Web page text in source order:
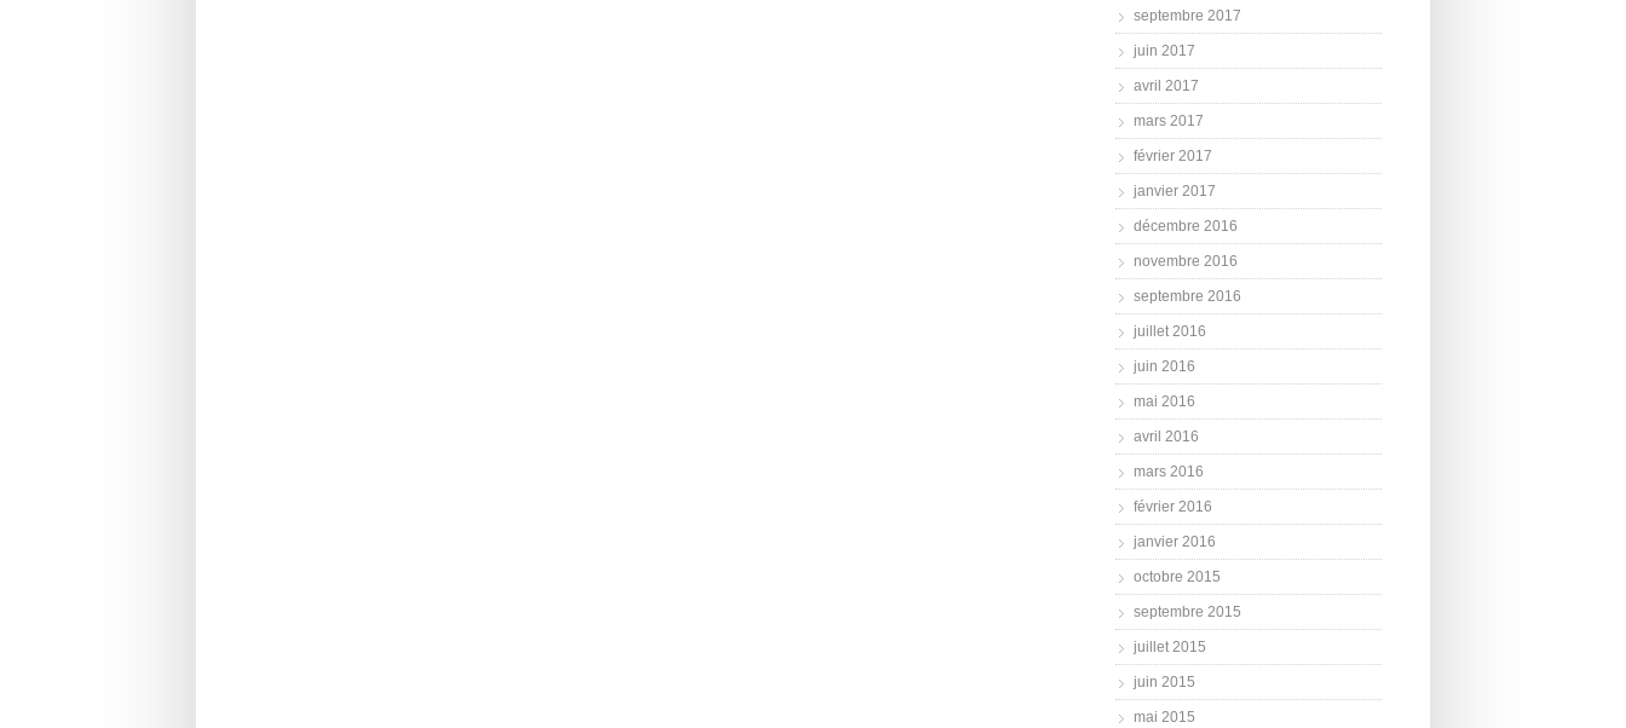
septembre 2017
juin 2017
avril 2017
mars 2017
février 2017
janvier 2017
décembre 2016
novembre 2016
septembre 2016
juillet 2016
juin 2016
mai 2016
avril 2016
mars 2016
février 2016
janvier 2016
octobre 2015
septembre 2015
juillet 2015
juin 2015
mai 2015